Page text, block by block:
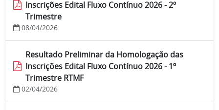
Inscrições Edital Fluxo Contínuo 2026 - 2º
Trimestre
08/04/2026
Resultado Preliminar da Homologação das
Inscrições Edital Fluxo Contínuo 2026 - 1º
Trimestre RTMF
02/04/2026